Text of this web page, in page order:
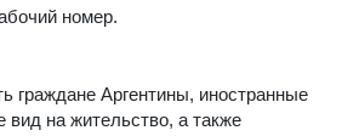
номер.
граждане Аргентины, иностранные
на жительство, а также